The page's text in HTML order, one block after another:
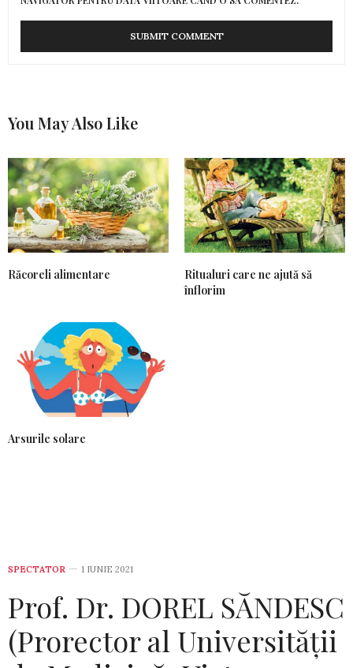
You May Also Like
Răcoreli alimentare
Ritualuri care ne ajută să
înflorim
Arsurile solare
SPECTATOR 1 IUNIE 2021
Prof. Dr. DOREL SĂNDESC
(Prorector al Universității